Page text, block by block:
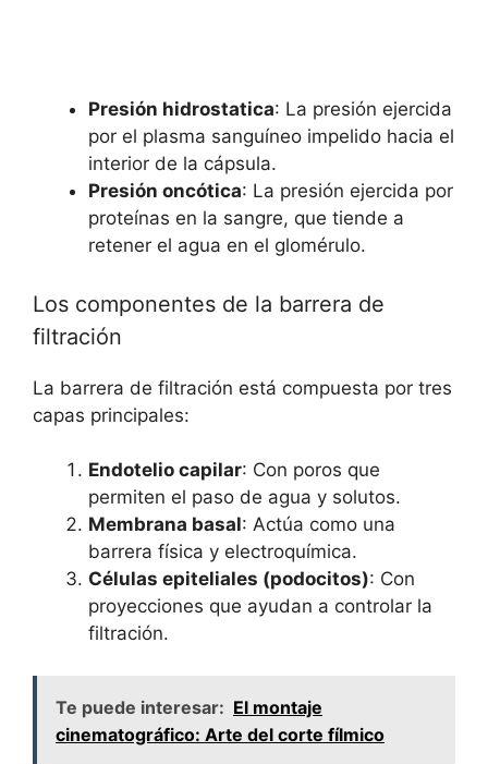
Presión hidrostatica: La presión ejercida
por el plasma sanguíneo impelido hacia el
interior de la cápsula.
Presión oncótica: La presión ejercida por
proteínas en la sangre, que tiende a
retener el agua en el glomérulo.
Los componentes de la barrera de
filtración
La barrera de filtración está compuesta por tres
capas principales:
Endotelio capilar: Con poros que
permiten el paso de agua y solutos.
Membrana basal: Actúa como una
barrera física y electroquímica.
Células epiteliales (podocitos): Con
proyecciones que ayudan a controlar la
filtración.
Te puede interesar: El montaje
cinematográfico: Arte del corte fílmico